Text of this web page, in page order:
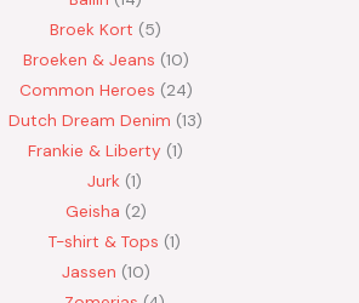
Broek Kort 5
Broeken & Jeans 10
Common Heroes 24
Dutch Dream Denim 13
Frankie & Liberty 1
Jurk 1
Geisha 2
T-shirt & Tops 1
Jassen 10